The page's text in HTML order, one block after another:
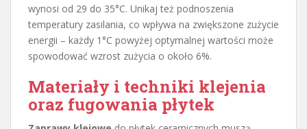
wynosi od 29 do 35°C. Unikaj też podnoszenia
temperatury zasilania, co wpływa na zwiększone zużycie
energii – każdy 1°C powyżej optymalnej wartości może
spowodować wzrost zużycia o około 6%.
Materiały i techniki klejenia
oraz fugowania płytek